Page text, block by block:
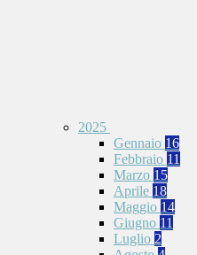
2025
Gennaio 16
Febbraio 11
Marzo 15
Aprile 18
Maggio 14
Giugno 11
Luglio 2